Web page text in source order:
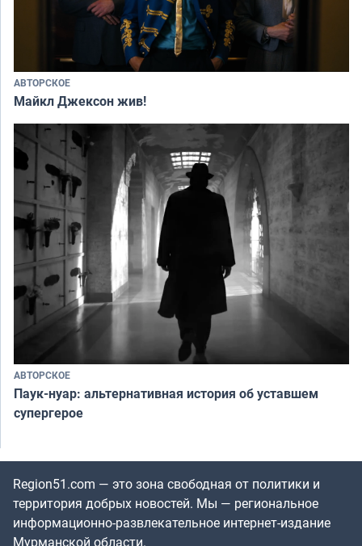
АВТОРСКОЕ
Майкл Джексон жив!
АВТОРСКОЕ
Паук-нуар: альтернативная история об уставшем
супергерое
Region51.com — это зона свободная от политики и
территория добрых новостей. Мы — региональное
информационно-развлекательное интернет-издание
Мурманской области.